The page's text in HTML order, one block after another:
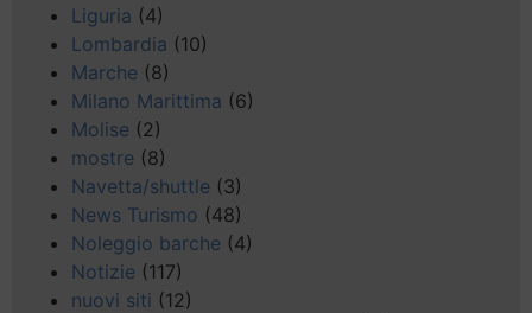
Liguria (4)
Lombardia (10)
Marche (8)
Milano Marittima (6)
Molise (2)
mostre (8)
Navetta/shuttle (3)
News Turismo (48)
Noleggio barche (4)
Notizie (117)
nuovi siti (12)